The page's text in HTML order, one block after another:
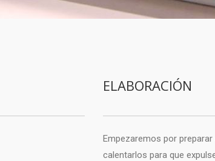
ELABORACIÓN
Empezaremos por
calentarlos para que